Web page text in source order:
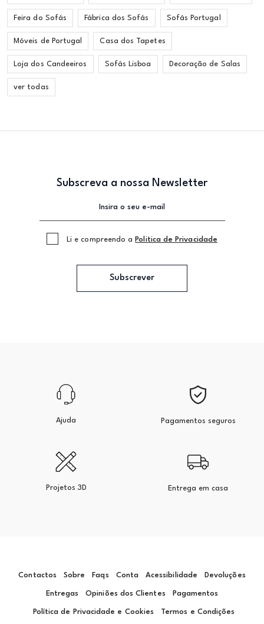
Feira do Sofás Fábrica dos Sofás Sofás Portugal
Móveis de Portugal Casa dos Tapetes
Loja dos Candeeiros Sofás Lisboa Decoração de Salas
ver todas
Subscreva a nossa Newsletter
Li e compreendo a Politica de Privacidade
Subscrever
Ajuda Pagamentos seguros
Projetos 3D Entrega em casa
Contactos Sobre Faqs Conta Acessibilidade Devoluções
Entregas Opiniões dos Clientes Pagamentos
Política de Privacidade e Cookies Termos e Condições